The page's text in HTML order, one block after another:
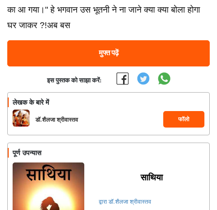
का आ गया।" हे भगवान उस भूतनी ने ना जाने क्या क्या बोला होगा
घर जाकर ?!अब बस
मुफ्त पढ़ें
इस पुस्तक को साझा करें:
लेखक के बारे में
डॉ. शैलजा श्रीवास्तव फॉलो
पूर्ण उपन्यास
साथिया
द्वारा डॉ. शैलजा श्रीवास्तव